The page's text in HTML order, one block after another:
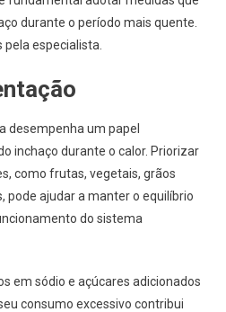
durante o período mais quente.
especialista.
desempenha um papel
inchaço durante o calor. Priorizar
como frutas, vegetais, grãos
pode ajudar a manter o equilíbrio
do sistema
em sódio e açúcares adicionados
consumo excessivo contribui